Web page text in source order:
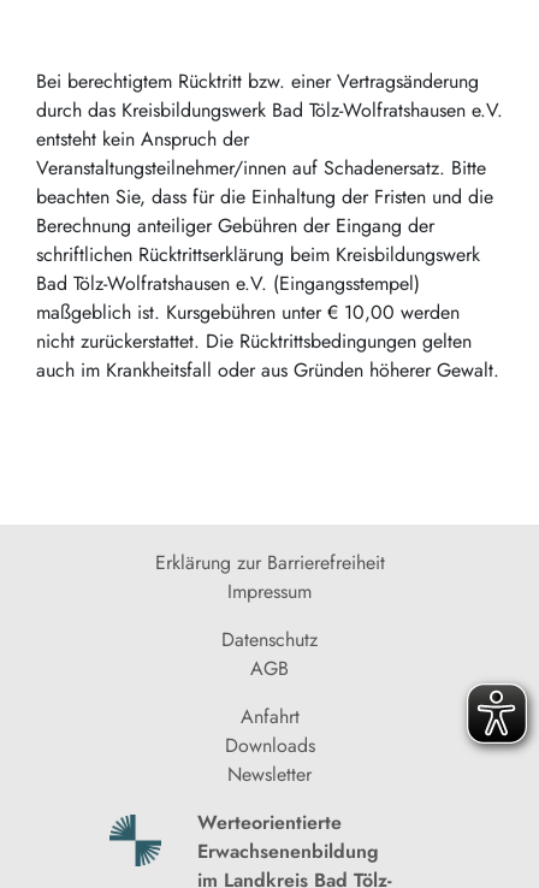
Bei berechtigtem Rücktritt bzw. einer Vertragsänderung
durch das Kreisbildungswerk Bad Tölz-Wolfratshausen e.V.
entsteht kein Anspruch der
Veranstaltungsteilnehmer/innen auf Schadenersatz. Bitte
beachten Sie, dass für die Einhaltung der Fristen und die
Berechnung anteiliger Gebühren der Eingang der
schriftlichen Rücktrittserklärung beim Kreisbildungswerk
Bad Tölz-Wolfratshausen e.V. (Eingangsstempel)
maßgeblich ist. Kursgebühren unter € 10,00 werden
nicht zurückerstattet. Die Rücktrittsbedingungen gelten
auch im Krankheitsfall oder aus Gründen höherer Gewalt.
Erklärung zur Barrierefreiheit
Impressum
Datenschutz
AGB
Anfahrt
Downloads
Newsletter
Werteorientierte
Erwachsenenbildung
im Landkreis Bad Tölz-